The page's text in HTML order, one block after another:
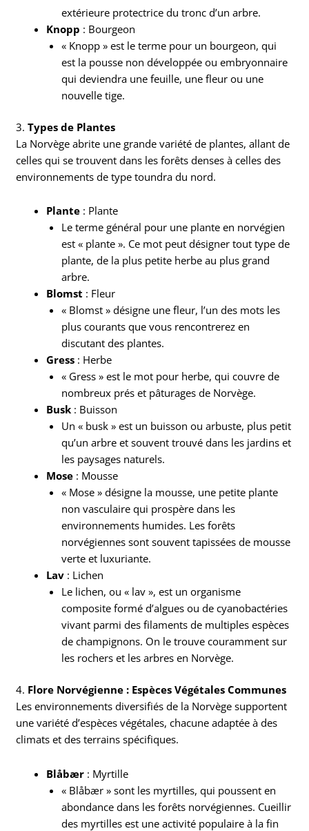
extérieure protectrice du tronc d’un arbre.
Knopp : Bourgeon
« Knopp » est le terme pour un bourgeon, qui
est la pousse non développée ou embryonnaire
qui deviendra une feuille, une fleur ou une
nouvelle tige.
3.Types de Plantes
La Norvège abrite une grande variété de plantes, allant de
celles qui se trouvent dans les forêts denses à celles des
environnements de type toundra du nord.
Plante : Plante
Le terme général pour une plante en norvégien
est « plante ». Ce mot peut désigner tout type de
plante, de la plus petite herbe au plus grand
arbre.
Blomst : Fleur
« Blomst » désigne une fleur, l’un des mots les
plus courants que vous rencontrerez en
discutant des plantes.
Gress : Herbe
« Gress » est le mot pour herbe, qui couvre de
nombreux prés et pâturages de Norvège.
Busk : Buisson
Un « busk » est un buisson ou arbuste, plus petit
qu’un arbre et souvent trouvé dans les jardins et
les paysages naturels.
Mose : Mousse
« Mose » désigne la mousse, une petite plante
non vasculaire qui prospère dans les
environnements humides. Les forêts
norvégiennes sont souvent tapissées de mousse
verte et luxuriante.
Lav : Lichen
Le lichen, ou « lav », est un organisme
composite formé d’algues ou de cyanobactéries
vivant parmi des filaments de multiples espèces
de champignons. On le trouve couramment sur
les rochers et les arbres en Norvège.
4. Flore Norvégienne : Espèces Végétales Communes
Les environnements diversifiés de la Norvège supportent
une variété d’espèces végétales, chacune adaptée à des
climats et des terrains spécifiques.
Blåbær : Myrtille
« Blåbær » sont les myrtilles, qui poussent en
abondance dans les forêts norvégiennes. Cueillir
des myrtilles est une activité populaire à la fin